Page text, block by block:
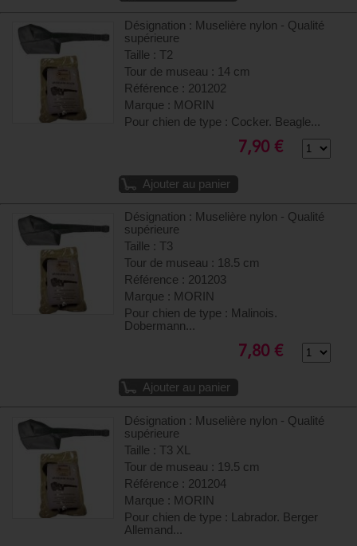
Désignation : Muselière nylon - Qualité
supérieure
Taille : T2
Tour de museau : 14 cm
Référence : 201202
Marque : MORIN
Pour chien de type : Cocker. Beagle...
7,90 €
Ajouter au panier
Désignation : Muselière nylon - Qualité
supérieure
Taille : T3
Tour de museau : 18.5 cm
Référence : 201203
Marque : MORIN
Pour chien de type : Malinois.
Dobermann...
7,80 €
Ajouter au panier
Désignation : Muselière nylon - Qualité
supérieure
Taille : T3 XL
Tour de museau : 19.5 cm
Référence : 201204
Marque : MORIN
Pour chien de type : Labrador. Berger
Allemand...